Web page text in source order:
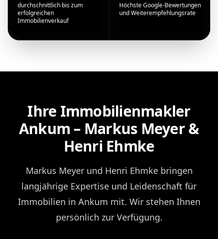
durchschnittlich bis zum
erfolgreichen
Immobilienverkauf
Höchste Google-Bewertungen
und Weiterempfehlungsrate
Ihre Immobilienmakler
Ankum – Markus Meyer &
Henri Ehmke
Markus Meyer und Henri Ehmke bringen
langjährige Expertise und Leidenschaft für
Immobilien in Ankum mit. Wir stehen Ihnen
persönlich zur Verfügung.